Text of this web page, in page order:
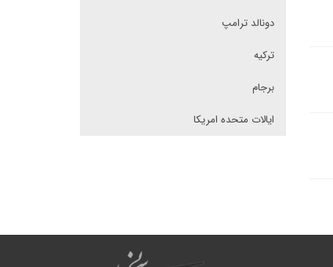
دونالد ترامپ
ترکیه
برجام
ایالات متحده امریکا